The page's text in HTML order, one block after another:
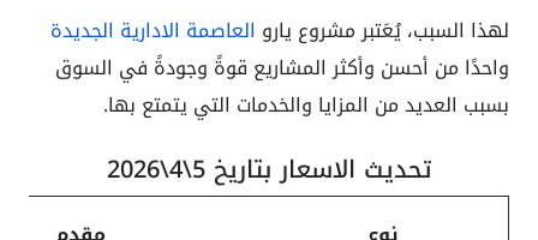
لهذا السبب، يُعَتبر مشروع يارو العاصمة الادارية الجديدة
واحدًا من أحسن وأكثر المشاريع قوةً وجودةً في السوق
بسبب العديد من المزايا والخدمات التي يتمتع بها.
تحديث الاسعار بتاريخ 5\4\2026